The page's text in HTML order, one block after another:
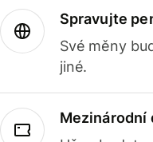
Spravujte
Své měny
jiné.
Mezinárodní